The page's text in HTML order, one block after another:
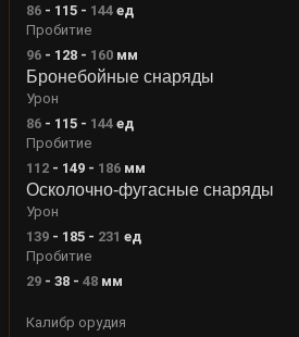
86- 115- 144ед
Пробитие
96- 128- 160 мм
Бронебойные снаряды
Урон
86- 115- 144ед
Пробитие
112- 149- 186 мм
Осколочно-фугасные снаряды
Урон
139- 185- 231 ед
Пробитие
29- 38- 48 мм
Калибр орудия